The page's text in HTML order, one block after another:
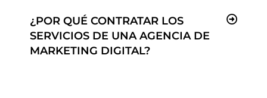
¿POR QUÉ CONTRATAR LOS
SERVICIOS DE UNA AGENCIA DE
MARKETING DIGITAL?